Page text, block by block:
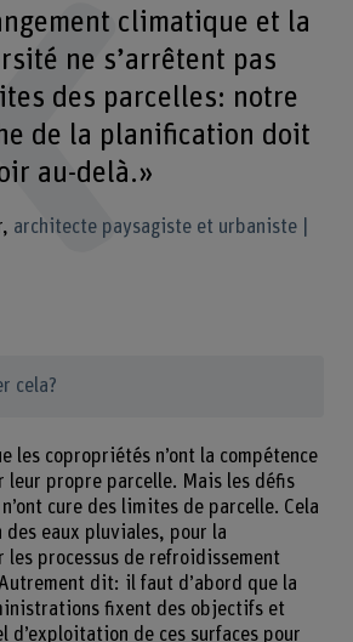
climatique et la
ne s’arrêtent pas
des parcelles: notre
de la planification doit
au-delà.»
architecte paysagiste et urbaniste |
cela?
les copropriétés n’ont la compétence
leur propre parcelle. Mais les défis
cure des limites de parcelle. Cela
eaux pluviales, pour la
processus de refroidissement
dit: il faut d’abord que la
fixent des objectifs et
de ces surfaces pour